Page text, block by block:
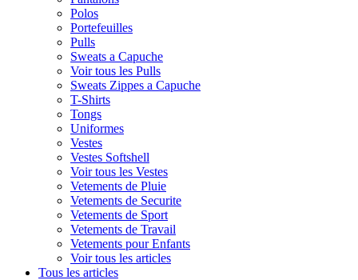
Polos
Portefeuilles
Pulls
Sweats a Capuche
Voir tous les Pulls
Sweats Zippes a Capuche
T-Shirts
Tongs
Uniformes
Vestes
Vestes Softshell
Voir tous les Vestes
Vetements de Pluie
Vetements de Securite
Vetements de Sport
Vetements de Travail
Vetements pour Enfants
Voir tous les articles
Tous les articles